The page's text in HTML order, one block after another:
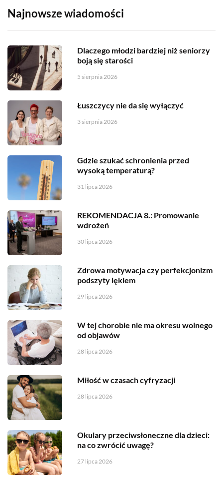
Najnowsze wiadomości
Dlaczego młodzi bardziej niż seniorzy
boją się starości
5 sierpnia 2026
Łuszczycy nie da się wyłączyć
3 sierpnia 2026
Gdzie szukać schronienia przed
wysoką temperaturą?
31 lipca 2026
REKOMENDACJA 8.: Promowanie
wdrożeń
30 lipca 2026
Zdrowa motywacja czy perfekcjonizm
podszyty lękiem
29 lipca 2026
W tej chorobie nie ma okresu wolnego
od objawów
28 lipca 2026
Miłość w czasach cyfryzacji
28 lipca 2026
Okulary przeciwsłoneczne dla dzieci:
na co zwrócić uwagę?
27 lipca 2026